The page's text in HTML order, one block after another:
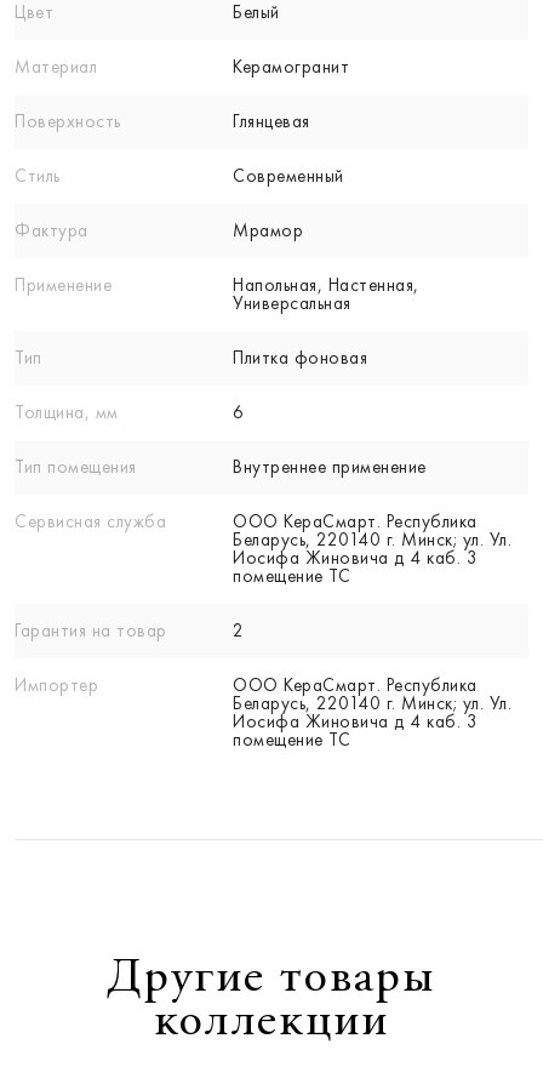
Цвет Белый
Материал Керамогранит
Поверхность Глянцевая
Стиль Современный
Фактура Мрамор
Применение
Напольная, Настенная,
Универсальная
Тип Плитка фоновая
Толщина, мм 6
Тип помещения Внутреннее применение
Сервисная служба
ООО КераСмарт. Республика
Беларусь, 220140 г. Минск; ул. Ул.
Иосифа Жиновича д 4 каб. 3
помещение ТС
Гарантия на товар 2
Импортер
ООО КераСмарт. Республика
Беларусь, 220140 г. Минск; ул. Ул.
Иосифа Жиновича д 4 каб. 3
помещение ТС
Другие товары
коллекции